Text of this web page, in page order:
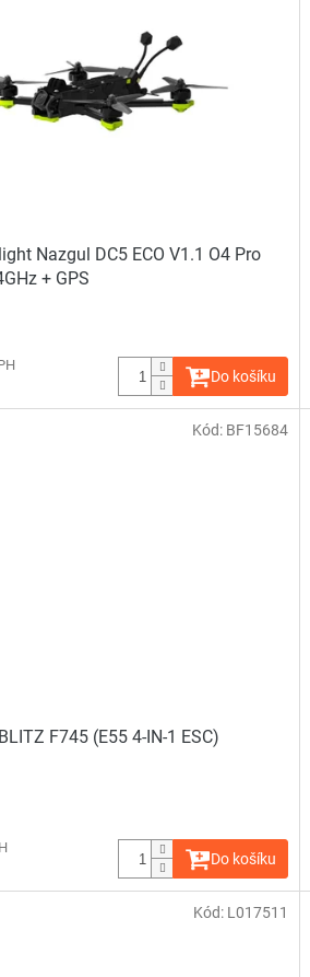
Nazgul DC5 ECO V1.1 O4 Pro
+ GPS
Do košíku
F745 (E55 4-IN-1 ESC)
Do košíku
Kód: BF15684
Kód: L017511